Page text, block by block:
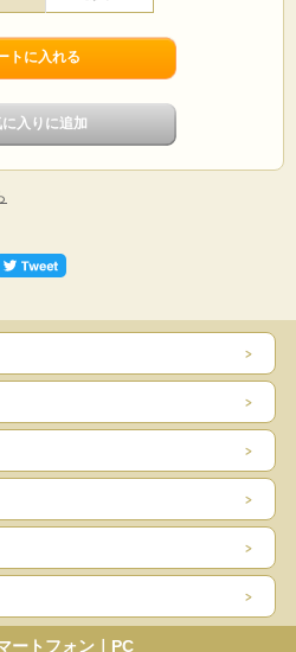
ートフォン｜ PC